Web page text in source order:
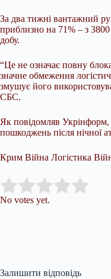
За два тижні вантажний
приблизно на 71% – з
добу.
“Це не означає повну
значне обмеження
змушує його
СБС.
Як повідомляв Укрінформ,
пошкоджень після нічної
Крим Війна Логістика
Rate this item:
No votes yet.
Залишити відповідь